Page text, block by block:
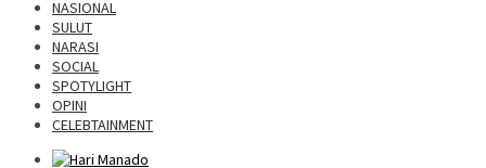
NASIONAL
SULUT
NARASI
SOCIAL
SPOTYLIGHT
OPINI
CELEBTAINMENT